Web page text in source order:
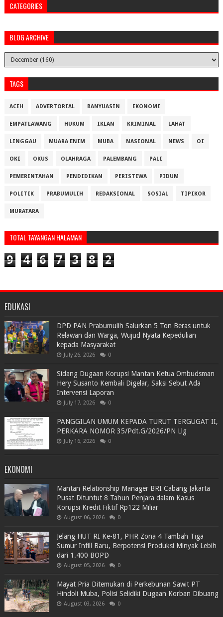
CATEGORIES
BLOG ARCHIVE
TAGS
ACEH ADVERTORIAL BANYUASIN EKONOMI
EMPATLAWANG HUKUM IKLAN KRIMINAL LAHAT
LINGGAU MUARA ENIM MUBA NASIONAL NEWS OI
OKI OKUS OLAHRAGA PALEMBANG PALI
PEMERINTAHAN PENDIDIKAN PERISTIWA PIDUM
POLITIK PRABUMULIH REDAKSIONAL SOSIAL TIPIKOR
MURATARA
TOTAL TAYANGAN HALAMAN
9 4 6 7 3 8 2
EDUKASI
DPD PAN Prabumulih Salurkan 5 Ton Beras untuk
Relawan dan Warga, Wujud Nyata Kepedulian
kepada Masyarakat
July 26, 2026 0
Sidang Dugaan Korupsi Mantan Ketua Ombudsman
Hery Susanto Kembali Digelar, Saksi Sebut Ada
Intervensi Laporan
July 17, 2026 0
PANGGILAN UMUM KEPADA TURUT TERGUGAT II,
PERKARA NOMOR 35/Pdt.G/2026/PN Llg
July 16, 2026 0
EKONOMI
Mantan Relationship Manager BRI Cabang Jakarta
Pusat Dituntut 8 Tahun Penjara dalam Kasus
Korupsi Kredit Fiktif Rp122 Miliar
August 06, 2026 0
Jelang HUT RI Ke-81, PHR Zona 4 Tambah Tiga
Sumur Infill Baru, Berpotensi Produksi Minyak Lebih
dari 1.400 BOPD
August 05, 2026 0
Mayat Pria Ditemukan di Perkebunan Sawit PT
Hindoli Muba, Polisi Selidiki Dugaan Korban Dibuang
August 03, 2026 0